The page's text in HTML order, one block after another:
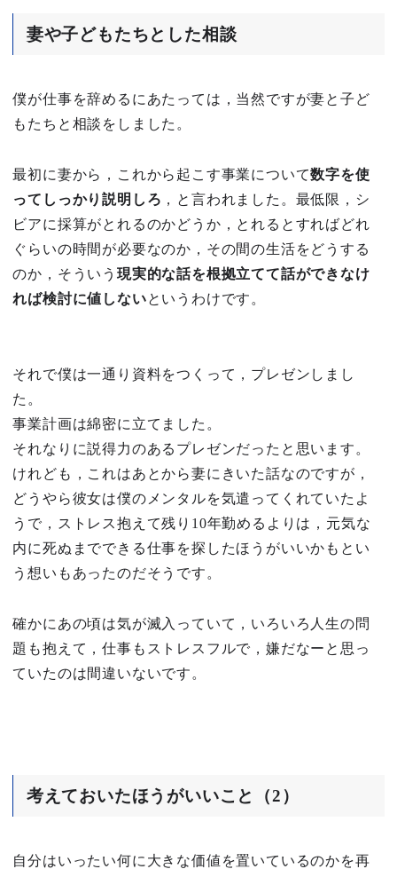
妻や子どもたちとした相談
僕が仕事を辞めるにあたっては，当然ですが妻と子ど
もたちと相談をしました。
最初に妻から，これから起こす事業について数字を使
ってしっかり説明しろ ，と言われました。最低限，シ
ビアに採算がとれるのかどうか，とれるとすればどれ
ぐらいの時間が必要なのか，その間の生活をどうする
のか，そういう 現実的な話を根拠立てて話ができなけ
れば検討に値しないというわけです。
それで僕は一通り資料をつくって，プレゼンしまし
た。
事業計画は綿密に立てました。
それなりに説得力のあるプレゼンだったと思います。
けれども，これはあとから妻にきいた話なのですが，
どうやら彼女は僕のメンタルを気遣ってくれていたよ
うで，ストレス抱えて残り10年勤めるよりは，元気な
内に死ぬまでできる仕事を探したほうがいいかもとい
う想いもあったのだそうです。
確かにあの頃は気が滅入っていて，いろいろ人生の問
題も抱えて，仕事もストレスフルで，嫌だなーと思っ
ていたのは間違いないです。
考えておいたほうがいいこと（2）
自分はいったい何に大きな価値を置いているのかを再